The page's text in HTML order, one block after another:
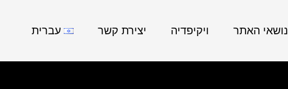
נושאי האתר ויקיפדיה יצירת קשר עברית